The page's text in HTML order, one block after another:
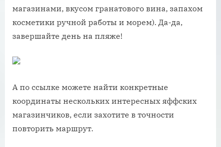
магазинами, вкусом гранатового вина, запахом
косметики ручной работы и морем). Да-да,
завершайте день на пляже!
А по ссылке можете найти конкретные
координаты нескольких интересных яффских
магазинчиков, если захотите в точности
повторить маршрут.